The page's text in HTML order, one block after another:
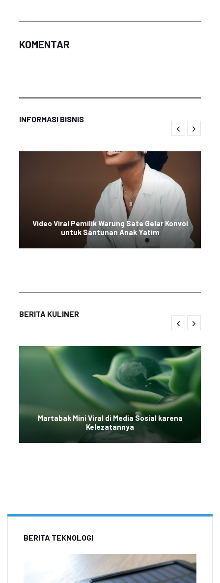
KOMENTAR
INFORMASI BISNIS
Video Viral Pemilik Warung Sate Gelar Konvoi
untuk Santunan Anak Yatim
BERITA KULINER
Martabak Mini Viral di Media Sosial karena
Kelezatannya
BERITA TEKNOLOGI